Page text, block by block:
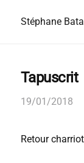
Stéphane
Tapuscrit
19/01/2018
Retour charriot